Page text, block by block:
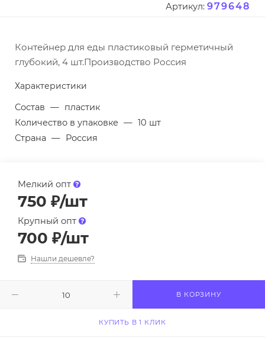
Артикул: 979648
Контейнер для еды пластиковый герметичный
глубокий, 4 шт.Производство Россия
Характеристики
Состав — пластик
Количество в упаковке — 10 шт
Страна — Россия
Мелкий опт
750 ₽/шт
Крупный опт
700 ₽/шт
Нашли дешевле?
В КОРЗИНУ
КУПИТЬ В 1 КЛИК